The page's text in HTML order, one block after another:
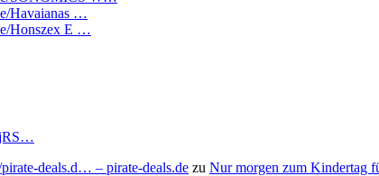
Havaianas …
Honszex E …
deals.d… – pirate-deals.de zu Nur morgen zum Kindertag